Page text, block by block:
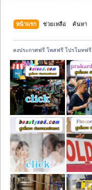
หน้าแรก ช่วยเหลือ ค้นหา
ลงประกาศฟรี โพสฟรี โปรโมทฟรี